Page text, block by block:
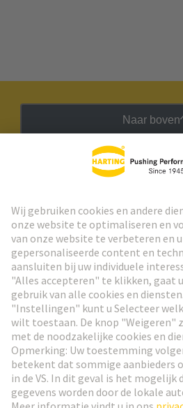
Naar boven
Ga naar registratie
Social Media